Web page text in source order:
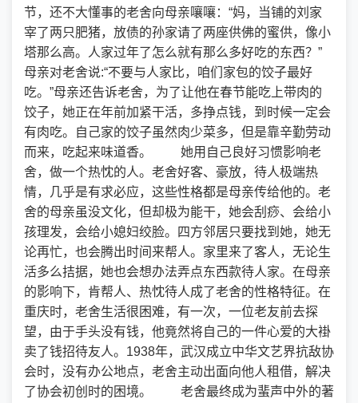
节，还不大懂事的老舍向母亲嚷嚷：“妈，当铺的刘家
宰了两只肥猪，放债的孙家请了两座供佛的蜜供，像小
塔那么高。人家过年了怎么就有那么多好吃的东西？”
母亲对老舍说:“不要与人家比，咱们家包的饺子最好
吃。”母亲还告诉老舍，为了让他在春节能吃上带肉的
饺子，她正在年前加紧干活，多挣点钱，到时候一定会
有肉吃。自己家的饺子虽然肉少菜多，但是靠辛勤劳动
而来，吃起来味道香。 她用自己良好习惯影响老
舍，做一个热忱的人。老舍好客、豪放，待人极端热
情，几乎是有求必应，这些性格都是母亲传给他的。老
舍的母亲虽没文化，但却极为能干，她会刮痧、会给小
孩理发，会给小媳妇绞脸。四方邻居只要找到她，她无
论再忙，也会腾出时间来帮人。家里来了客人，无论生
活多么拮据，她也会想办法弄点东西款待人家。在母亲
的影响下，肯帮人、热忱待人成了老舍的性格特征。在
重庆时，老舍生活很困难，有一次，一位老友前去探
望，由于手头没有钱，他竟然将自己的一件心爱的大褂
卖了钱招待友人。1938年，武汉成立中华文艺界抗敌协
会时，没有办公地点，老舍主动出面向他人租借，解决
了协会初创时的困境。 老舍最终成为蜚声中外的著